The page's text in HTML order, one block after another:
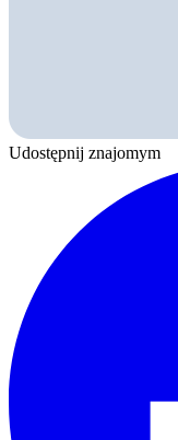
Udostępnij znajomym